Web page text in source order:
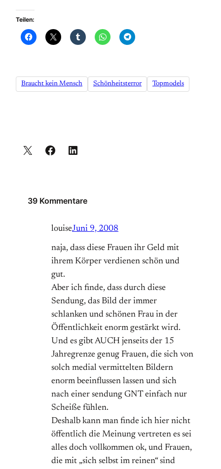
Teilen:
Braucht kein Mensch Schönheitsterror Topmodels
39 Kommentare
louiseJuni 9, 2008
naja, dass diese Frauen ihr Geld mit
ihrem Körper verdienen schön und
gut.
Aber ich finde, dass durch diese
Sendung, das Bild der immer
schlanken und schönen Frau in der
Öffentlichkeit enorm gestärkt wird.
Und es gibt AUCH jenseits der 15
Jahregrenze genug Frauen, die sich von
solch medial vermittelten Bildern
enorm beeinflussen lassen und sich
nach einer sendung GNT einfach nur
Scheiße fühlen.
Deshalb kann man finde ich hier nicht
öffentlich die Meinung vertreten es sei
alles doch vollkommen ok, und Frauen,
die mit „sich selbst im reinen“ sind